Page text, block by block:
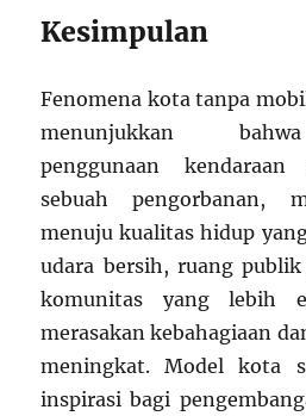
Kesimpulan
Fenomena kota tanpa
menunjukkan
penggunaan
sebuah pengorbanan,
menuju kualitas hidup
udara bersih, ruang
komunitas yang lebih
merasakan kebahagiaan
meningkat. Model kota
inspirasi bagi